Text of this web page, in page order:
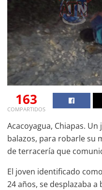
163
COMPARTIDOS
Acacoyagua, Chiapas.
balazos, para robarle su
de terracería que
El joven identificado
24 años, se desplazaba